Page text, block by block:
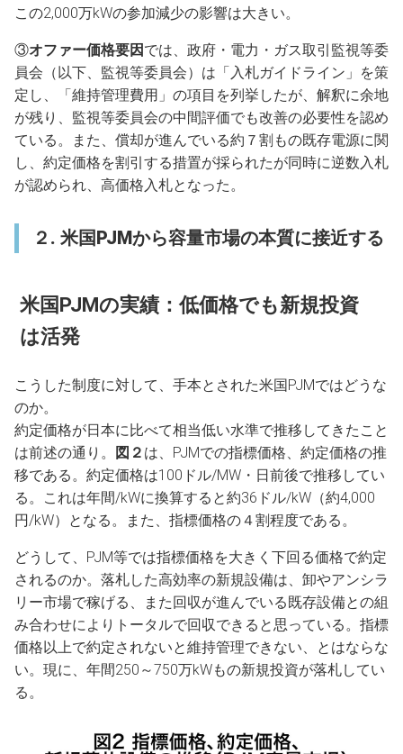
この2,000万kWの参加減少の影響は大きい。
③オファー価格要因 では、政府・電力・ガス取引監視等委
員会（以下、監視等委員会）は「入札ガイドライン」を策
定し、「維持管理費用」の項目を列挙したが、解釈に余地
が残り、監視等委員会の中間評価でも改善の必要性を認め
ている。また、償却が進んでいる約７割もの既存電源に関
し、約定価格を割引する措置が採られたが同時に逆数入札
が認められ、高価格入札となった。
２. 米国PJMから容量市場の本質に接近する
米国PJMの実績：低価格でも新規投資
は活発
こうした制度に対して、手本とされた米国PJMではどうな
のか。
約定価格が日本に比べて相当低い水準で推移してきたこと
は前述の通り。
図２ は、PJMでの指標価格、約定価格の推
移である。約定価格は100ドル/MW・日前後で推移してい
る。これは年間/kWに換算すると約36ドル/kW（約4,000
円/kW）となる。また、指標価格の４割程度である。
どうして、PJM等では指標価格を大きく下回る価格で約定
されるのか。落札した高効率の新規設備は、卸やアンシラ
リー市場で稼げる、また回収が進んでいる既存設備との組
み合わせによりトータルで回収できると思っている。指標
価格以上で約定されないと維持管理できない、とはならな
い。現に、年間250～750万kWもの新規投資が落札してい
る。